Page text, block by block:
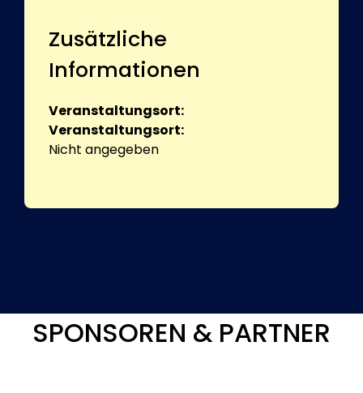
Zusätzliche
Informationen
Veranstaltungsort:
Veranstaltungsort:
Nicht angegeben
SPONSOREN & PARTNER